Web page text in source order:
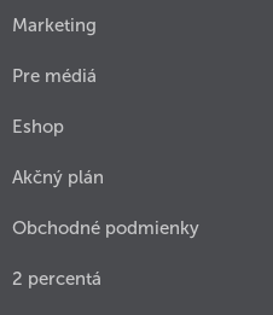
Marketing
Pre médiá
Eshop
Akčný plán
Obchodné podmienky
2 percentá